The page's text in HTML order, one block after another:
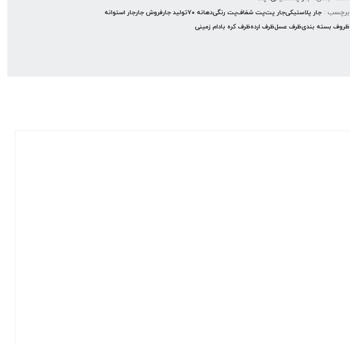
برچسب : جار پلاستیکیجار پتپت شفافپت رنگیدهانه ۷۰ تولید جارفروش جارجار استوانه
ظروف بسته بندیظرف عسلظرف اردهظرف کره بادام زمینی